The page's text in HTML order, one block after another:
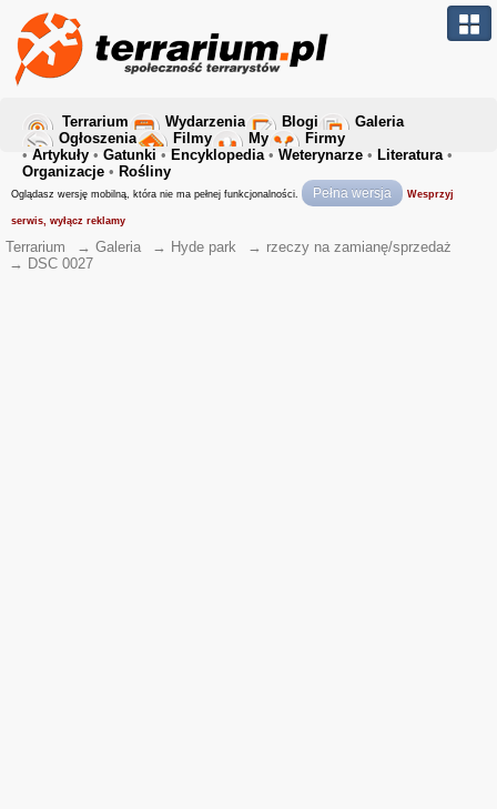
Terrarium Wydarzenia Blogi
Galeria
Ogłoszenia
Filmy My
Firmy
• Artykuły • Gatunki • Encyklopedia• Weterynarze • Literatura•
Organizacje • Rośliny
Oglądasz wersję mobilną, która nie ma pełnej funkcjonalności. Pełna wersja Wesprzyj
serwis, wyłącz reklamy
Terrarium → Galeria → Hyde park → rzeczy na zamianę/sprzedaż
→ DSC 0027